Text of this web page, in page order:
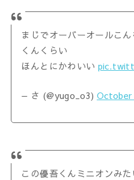
まじでオーバーオールこ
くんくらい
ほんとにかわいい
— さ (@yugo_o3) October
この優吾くんミニオンみ